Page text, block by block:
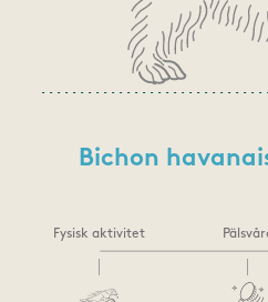
Bichon
Fysisk aktivitet